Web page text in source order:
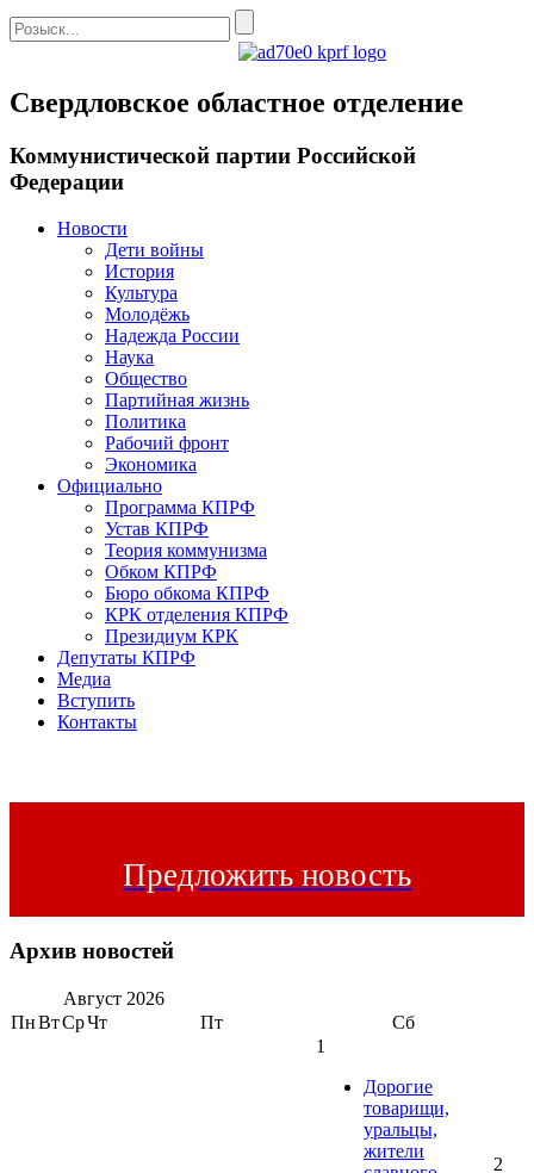
Свердловское областное отделение
Коммунистической партии Российской
Федерации
Новости
Дети войны
История
Культура
Молодёжь
Надежда России
Наука
Общество
Партийная жизнь
Политика
Рабочий фронт
Экономика
Официально
Программа КПРФ
Устав КПРФ
Теория коммунизма
Обком КПРФ
Бюро обкома КПРФ
КРК отделения КПРФ
Президиум КРК
Депутаты КПРФ
Медиа
Вступить
Контакты
Предложить новость
Архив новостей
Август 2026
ПнВтСрЧт Пт Сб
1
Дорогие
товарищи,
уральцы,
жители
2